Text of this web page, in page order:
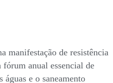
manifestação de resistência
anual essencial de
águas e o saneamento